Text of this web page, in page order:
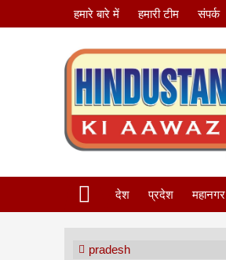
हमारे बारे में हमारी टीम संपर्क
देश प्रदेश महानगर
pradesh